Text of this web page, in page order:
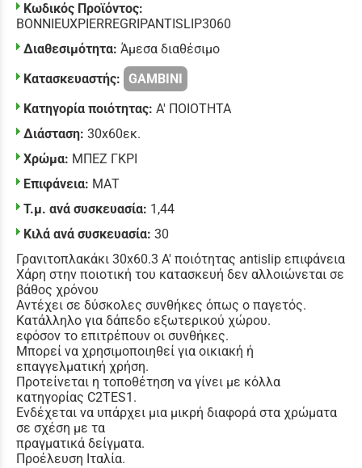
Κωδικός Προϊόντος:
BONNIEUXPIERREGRIPANTISLIP3060
Διαθεσιμότητα: Άμεσα διαθέσιμο
Κατασκευαστής:
GAMBINI
Κατηγορία ποιότητας: Α' ΠΟΙΟΤΗΤΑ
Διάσταση: 30x60εκ.
Χρώμα: ΜΠΕΖ ΓΚΡΙ
Επιφάνεια: ΜΑΤ
Τ.μ. ανά συσκευασία: 1,44
Κιλά ανά συσκευασία: 30
Γρανιτοπλακάκι 30x60.3 Α' ποιότητας antislip επιφάνεια
Χάρη στην ποιοτική του κατασκευή δεν αλλοιώνεται σε
βάθος χρόνου
Αντέχει σε δύσκολες συνθήκες όπως ο παγετός.
Κατάλληλο για δάπεδο εξωτερικού χώρου.
εφόσον το επιτρέπουν οι συνθήκες.
Μπορεί να χρησιμοποιηθεί για οικιακή ή
επαγγελματική χρήση.
Προτείνεται η τοποθέτηση να γίνει με κόλλα
κατηγορίας C2TES1.
Ενδέχεται να υπάρχει μια μικρή διαφορά στα χρώματα
σε σχέση με τα
πραγματικά δείγματα.
Προέλευση Ιταλία.